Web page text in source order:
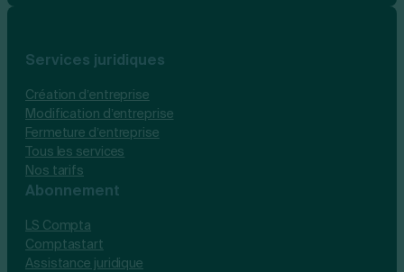
Services juridiques
Création d’entreprise
Modification d’entreprise
Fermeture d’entreprise
Tous les services
Nos tarifs
Abonnement
LS Compta
Comptastart
Assistance juridique